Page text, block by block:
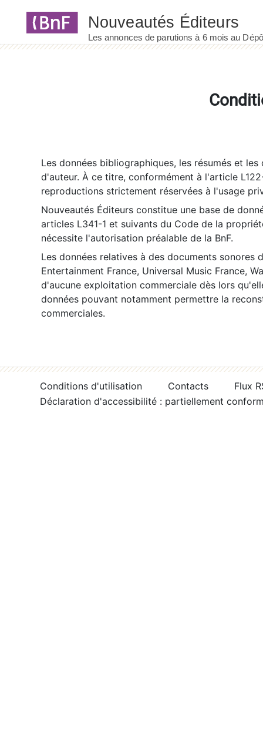
Les données bibliographiques, les résumés et
d'auteur. À ce titre, conformément à l'article
reproductions strictement réservées à l'usage
Nouveautés Éditeurs constitue une base de
articles L341-1 et suivants du Code de la
nécessite l'autorisation préalable de la BnF.
Les données relatives à des documents sonores
Entertainment France, Universal Music France,
d'aucune exploitation commerciale dès lors
données pouvant notamment permettre la
commerciales.
Conditions d'utilisation Contacts
Flux
Déclaration d'accessibilité : partiellement